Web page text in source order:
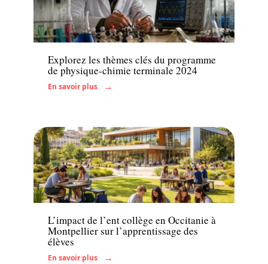
Enfant
Explorez les thèmes clés du programme
de physique-chimie terminale 2024
En savoir plus
Enfant
L’impact de l’ent collège en Occitanie à
Montpellier sur l’apprentissage des
élèves
En savoir plus